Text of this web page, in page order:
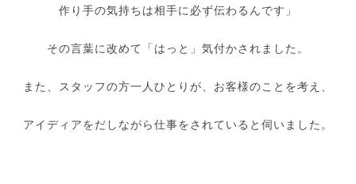
作り手の気持ちは相手に必ず伝わるんです」
その言葉に改めて「はっと」気付かされました。
また、スタッフの方一人ひとりが、お客様のことを考え、
アイディアをだしながら仕事をされていると伺いました。